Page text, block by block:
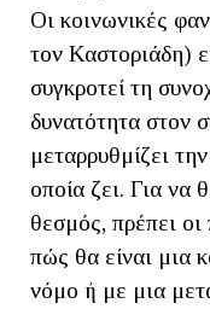
Οι κοινωνικές
τον Καστοριάδη)
συγκροτεί τη
δυνατότητα στον
μεταρρυθμίζει
οποία ζει. Για να
θεσμός, πρέπει
πώς θα είναι μια
νόμο ή με μια